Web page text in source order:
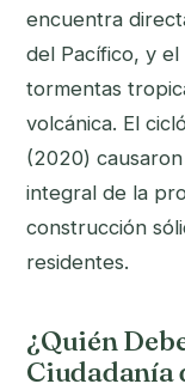
encuentra
del Pacífico, y
tormentas
volcánica. El
(2020)
integral de la
construcción
residentes.
¿Quién
Ciudadanía